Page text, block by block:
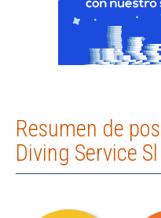
Resumen de
Diving Service Sl